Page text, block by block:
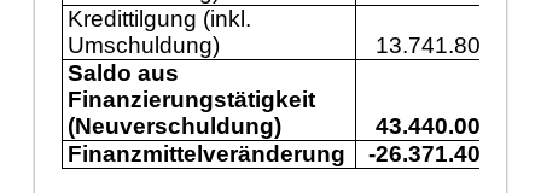
Kredittilgung (inkl.
Umschuldung)
13.741.800
Saldo aus
Finanzierungstätigkeit
(Neuverschuldung)
43.440.000
Finanzmittelveränderung
-26.371.400